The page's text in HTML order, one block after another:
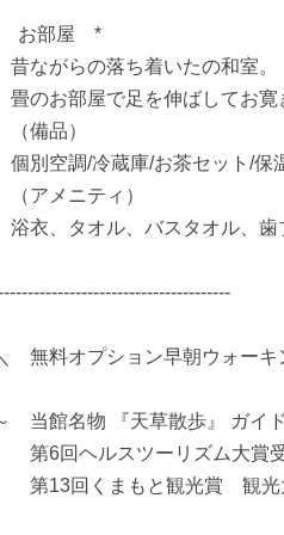
お部屋 *
ながらの落ち着いたの和室。
のお部屋で足を伸ばしてお寛
備品）
別空調/冷蔵庫/お茶セット/保
アメニティ）
衣、タオル、バスタオル、歯
無料オプション早朝ウォー
当館名物 『天草散歩』 ガイ
6回ヘルスツーリズム大賞受
13回くまもと観光賞 観光